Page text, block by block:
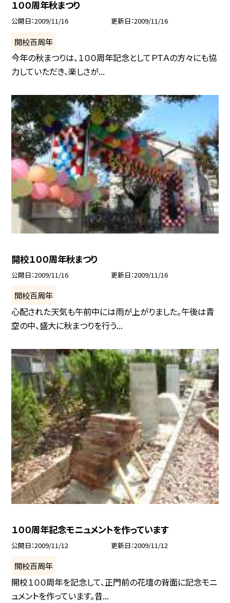
１００周年秋まつり
公開日 2009/11/16 更新日 2009/11/16
開校百周年
今年の秋まつりは、１００周年記念としてＰＴＡの方々にも協
力していただき、楽しさが...
開校１００周年秋まつり
公開日 2009/11/16 更新日 2009/11/16
開校百周年
心配された天気も午前中には雨が上がりました。午後は青
空の中、盛大に秋まつりを行う...
１００周年記念モニュメントを作っています
公開日 2009/11/12 更新日 2009/11/12
開校百周年
開校１００周年を記念して、正門前の花壇の背面に記念モニ
ュメントを作っています。昔...